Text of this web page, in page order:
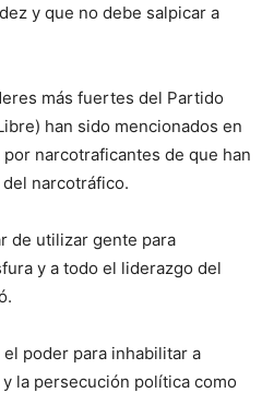
y que no debe salpicar a
más fuertes del Partido
han sido mencionados en
narcotraficantes de que han
narcotráfico.
de utilizar gente para
y a todo el liderazgo del
poder para inhabilitar a
la persecución política como